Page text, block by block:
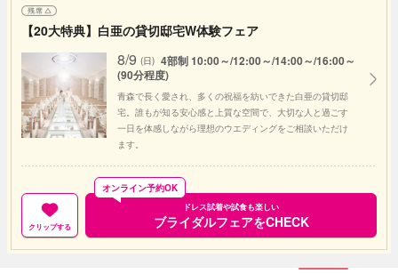
【20大特典】白亜の貸切邸宅W体験フェア
8/9 (日) 4部制 10:00～/12:00～/14:00～/16:00～
(90分程度)
青森で長く愛され、多くの祝福を紡いできた白亜の貸切邸
宅。誰もが知る安心感と上質な空間で、大切な人と過ごす
一日を体感しながら理想のウエディングをご相談いただけ
ます。
クリップする
ドレス試着や試食も楽しい
ブライダルフェアをCHECK
オンライン予約OK